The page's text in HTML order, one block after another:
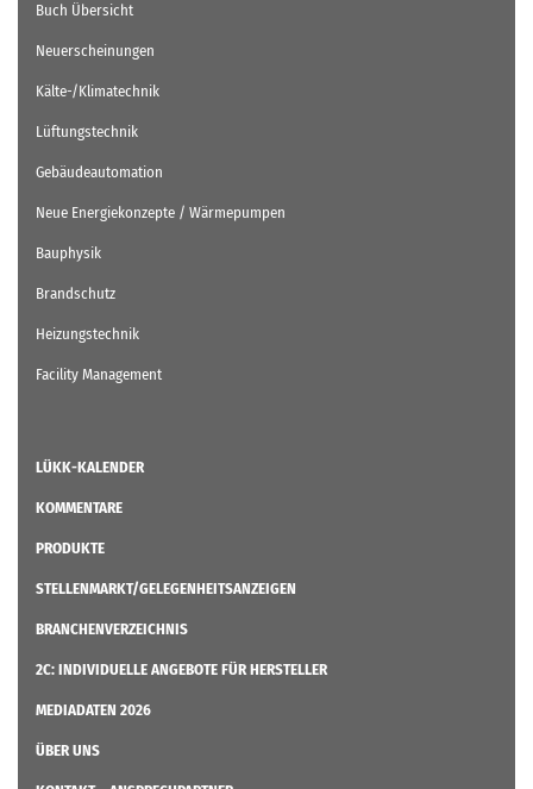
Buch Übersicht
Neuerscheinungen
Kälte-/Klimatechnik
Lüftungstechnik
Gebäudeautomation
Neue Energiekonzepte / Wärmepumpen
Bauphysik
Brandschutz
Heizungstechnik
Facility Management
LÜKK-KALENDER
KOMMENTARE
PRODUKTE
STELLENMARKT/GELEGENHEITSANZEIGEN
BRANCHENVERZEICHNIS
2C: INDIVIDUELLE ANGEBOTE FÜR HERSTELLER
MEDIADATEN 2026
ÜBER UNS